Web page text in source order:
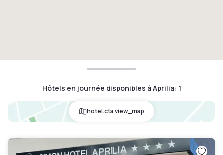
Hôtels en journée disponibles à Aprilia: 1
hotel.cta.view_map